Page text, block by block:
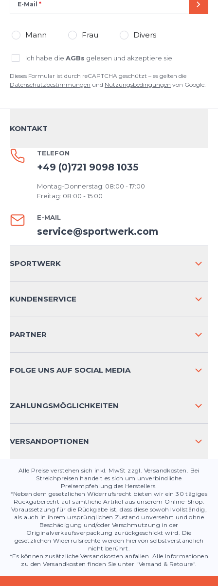
E-Mail
Mann Frau Divers
Ich habe die AGBs gelesen und akzeptiere sie.
Dieses Formular ist durch reCAPTCHA geschützt – es gelten die
Datenschutzbestimmungen und Nutzungsbedingungen von Google.
KONTAKT
TELEFON
+49 (0)721 9098 1035
Montag-Donnerstag: 08:00 - 17:00
Freitag: 08:00 - 15:00
E-MAIL
service@sportwerk.com
SPORTWERK
KUNDENSERVICE
KONTAKT
PRODUKTSICHERHEIT
PARTNER
FOLGE UNS AUF SOCIAL MEDIA
ZAHLUNGSMÖGLICHKEITEN
VERSANDOPTIONEN
Alle Preise verstehen sich inkl. MwSt zzgl. Versandkosten. Bei
Streichpreisen handelt es sich um unverbindliche
Preisempfehlung des Herstellers.
*Neben dem gesetzlichen Widerrufsrecht bieten wir ein 30 tägiges
Rückgaberecht auf sämtliche Artikel aus unserem Online-Shop.
Voraussetzung für die Rückgabe ist, dass diese sowohl vollständig,
als auch in ihrem ursprünglichen Zustand unversehrt und ohne
Beschädigung und/oder Verschmutzung in der
Originalverkaufsverpackung zurückgeschickt wird. Die
gesetzlichen Widerrufsrechte werden hiervon selbstverständlich
nicht berührt.
*Es können zusätzliche Versandkosten anfallen. Alle Informationen
zu den Versandkosten finden Sie unter "Versand & Retoure".